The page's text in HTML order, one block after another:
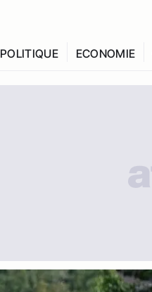
POLITIQUE ECONOMIE